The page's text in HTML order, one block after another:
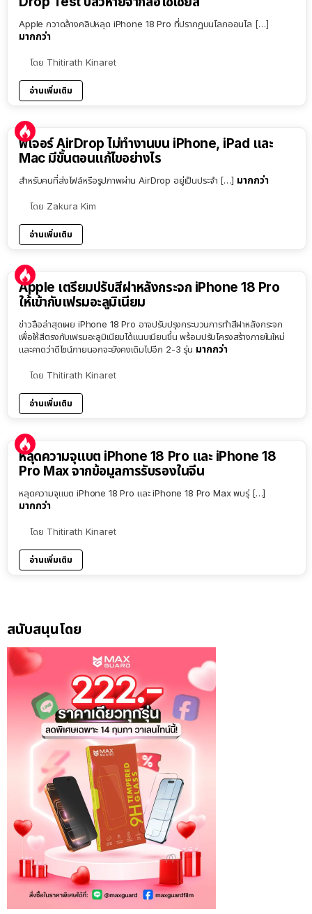
Apple กวาดล้างคลิปหลุด iPhone 18 Pro ที่ปรากฏบนโลกออนไล […]
มากกว่า
โดย Thitirath Kinaret
อ่านเพิ่มเติม
ฟีเจอร์ AirDrop ไม่ทำงานบน iPhone, iPad และ
Mac มีขั้นตอนแก้ไขอย่างไร
สำหรับคนที่ส่งไฟล์หรือรูปภาพผ่าน AirDrop อยู่เป็นประจำ […] มากกว่า
โดย Zakura Kim
อ่านเพิ่มเติม
Apple เตรียมปรับสีฝาหลังกระจก iPhone 18 Pro
ให้เข้ากับเฟรมอะลูมิเนียม
ข่าวลือล่าสุดเผย iPhone 18 Pro อาจปรับปรุงกระบวนการทำสีฝาหลังกระจก
เพื่อให้สีตรงกับเฟรมอะลูมิเนียมได้แนบเนียนขึ้น พร้อมปรับโครงสร้างภายในใหม่
และคาดว่าดีไซน์ภายนอกจะยังคงเดิมไปอีก 2-3 รุ่น มากกว่า
โดย Thitirath Kinaret
อ่านเพิ่มเติม
หลุดความจุแบต iPhone 18 Pro และ iPhone 18
Pro Max จากข้อมูลการรับรองในจีน
หลุดความจุแบต iPhone 18 Pro และ iPhone 18 Pro Max พบรุ่ […]
มากกว่า
โดย Thitirath Kinaret
อ่านเพิ่มเติม
สนับสนุนโดย